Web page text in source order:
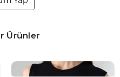
Ürünler